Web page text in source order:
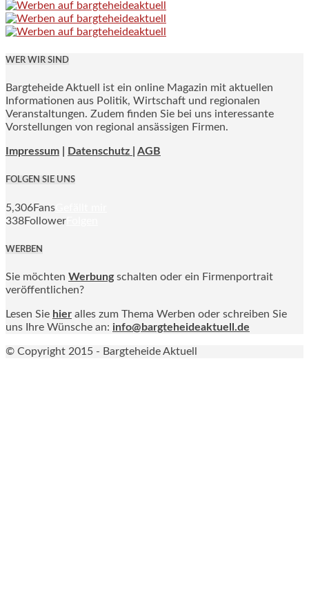
WER WIR SIND
Bargteheide Aktuell ist ein online Magazin mit aktuellen
Informationen aus Politik, Wirtschaft und regionalen
Veranstaltungen. Zudem finden Sie bei uns interessante
Vorstellungen von regional ansässigen Firmen.
Impressum Datenschutz | AGB
FOLGEN SIE UNS
5,306Fans
338Follower
WERBEN
Sie möchten Werbung schalten oder ein Firmenportrait
veröffentlichen?
Lesen Sie hier alles zum Thema Werben oder schreiben Sie
uns Ihre Wünsche an: info@bargteheideaktuell.de
© Copyright 2015 - Bargteheide Aktuell